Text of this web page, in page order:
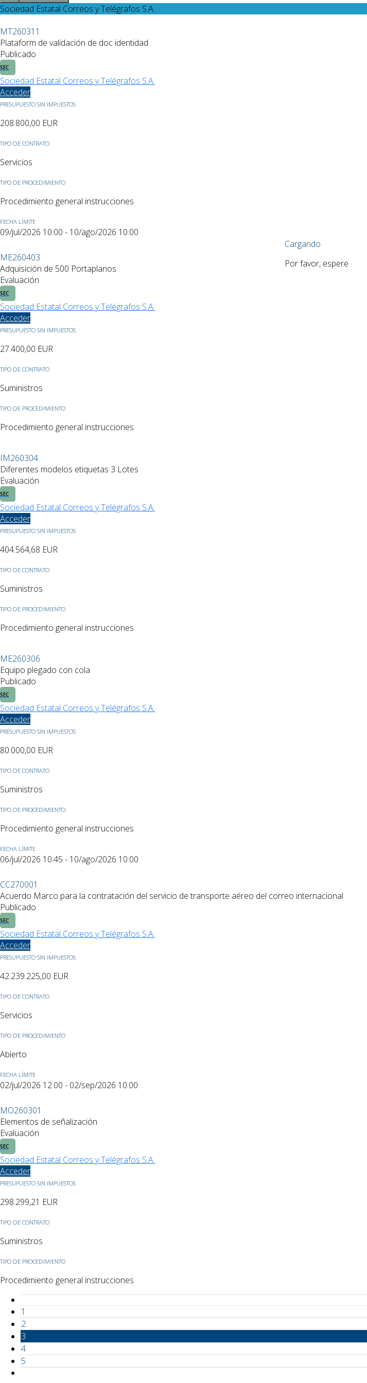
Cargando
Por favor, espere
Sociedad Estatal Correos y Telégrafos S.A.
MT260311
Plataform de validación de doc identidad
Publicado
SEC
Sociedad Estatal Correos y Telégrafos S.A.
Acceder
PRESUPUESTO SIN IMPUESTOS
208.800,00 EUR
TIPO DE CONTRATO
Servicios
TIPO DE PROCEDIMIENTO
Procedimiento general instrucciones
FECHA LÍMITE
09/jul/2026 10:00 - 10/ago/2026 10:00
ME260403
Adquisición de 500 Portaplanos
Evaluación
SEC
Sociedad Estatal Correos y Telégrafos S.A.
Acceder
PRESUPUESTO SIN IMPUESTOS
27.400,00 EUR
TIPO DE CONTRATO
Suministros
TIPO DE PROCEDIMIENTO
Procedimiento general instrucciones
IM260304
Diferentes modelos etiquetas 3 Lotes
Evaluación
SEC
Sociedad Estatal Correos y Telégrafos S.A.
Acceder
PRESUPUESTO SIN IMPUESTOS
404.564,68 EUR
TIPO DE CONTRATO
Suministros
TIPO DE PROCEDIMIENTO
Procedimiento general instrucciones
ME260306
Equipo plegado con cola
Publicado
SEC
Sociedad Estatal Correos y Telégrafos S.A.
Acceder
PRESUPUESTO SIN IMPUESTOS
80.000,00 EUR
TIPO DE CONTRATO
Suministros
TIPO DE PROCEDIMIENTO
Procedimiento general instrucciones
FECHA LÍMITE
06/jul/2026 10:45 - 10/ago/2026 10:00
CC270001
Acuerdo Marco para la contratación del servicio de transporte aéreo del correo internacional
Publicado
SEC
Sociedad Estatal Correos y Telégrafos S.A.
Acceder
PRESUPUESTO SIN IMPUESTOS
42.239.225,00 EUR
TIPO DE CONTRATO
Servicios
TIPO DE PROCEDIMIENTO
Abierto
FECHA LÍMITE
02/jul/2026 12:00 - 02/sep/2026 10:00
MO260301
Elementos de señalización
Evaluación
SEC
Sociedad Estatal Correos y Telégrafos S.A.
Acceder
PRESUPUESTO SIN IMPUESTOS
298.299,21 EUR
TIPO DE CONTRATO
Suministros
TIPO DE PROCEDIMIENTO
Procedimiento general instrucciones
1
2
3
4
5